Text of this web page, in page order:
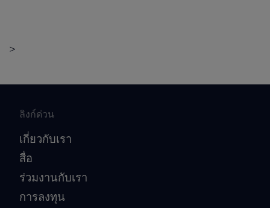
>
ลิงก์ด่วน
เกี่ยวกับเรา
สื่อ
ร่วมงานกับเรา
การลงทุน